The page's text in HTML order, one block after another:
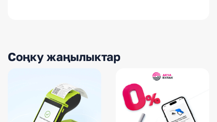
Соңку жаңылыктар